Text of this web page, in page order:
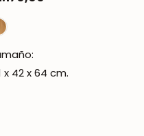
x 42 x 64 cm.